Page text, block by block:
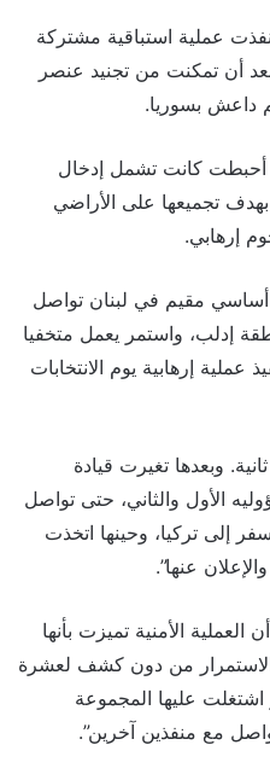
عملية استباقية مشتركة
10 أشهر، بعد أن تمكنت من تجنيد عنصر
بسوريا.
أحبطت كانت تشمل إدخال
تجميعها على الأراضي
إرهابي.
مقيم في لبنان تواصل
إدلب، واستمر يعمل متخفيا
عملية إرهابية يوم الانتخابات
وبعدها تغيرت قيادة
الأول والثاني، حتى تواصل
إلى تركيا، وحينها اتخذت
عنها”.
العملية الأمنية تميزت بأنها
الاستمرار من دون كشف لعشرة
عليها المجموعة
مع منفذين آخرين”.